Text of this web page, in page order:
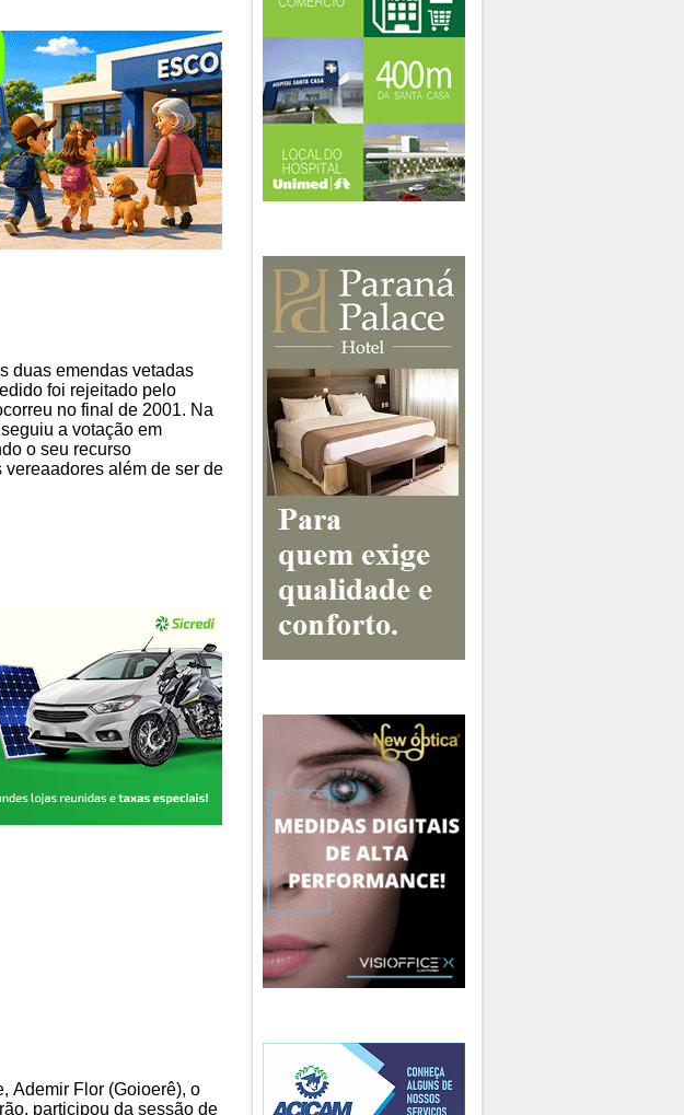
duas emendas vetadas
foi rejeitado pelo
no final de 2001. Na
a votação em
o seu recurso
vereaadores além de ser de
Ademir Flor (Goioerê), o
participou da sessão de